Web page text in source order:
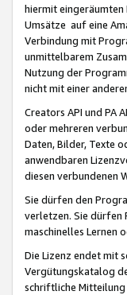
hiermit eingeräumten
Umsätze auf eine
Verbindung mit
unmittelbarem
Nutzung der
nicht mit einer
Creators API und PA
oder mehreren
Daten, Bilder, Texte
anwendbaren
diesen verbundenen
Sie dürfen den
verletzen. Sie dürfen
maschinelles Lernen
Die Lizenz endet mit
Vergütungskatalog
schriftliche Mitteilung